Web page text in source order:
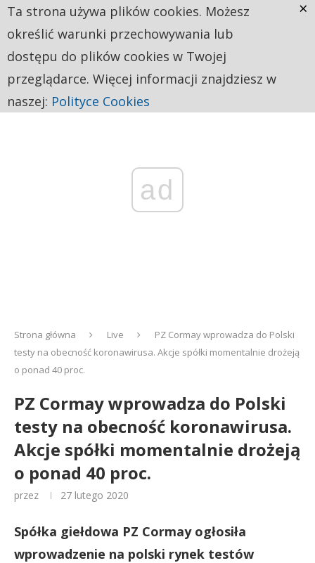
ad
Strona główna Live
PZ Cormay wprowadza do Polski
testy na obecność koronawirusa. Akcje spółki momentalnie drożeją
o ponad 40 proc.
PZ Cormay wprowadza do Polski
testy na obecność koronawirusa.
Akcje spółki momentalnie drożeją
o ponad 40 proc.
przez 27 lutego 2020
Spółka giełdowa PZ Cormay ogłosiła
wprowadzenie na polski rynek testów
Ta strona używa plików cookies. Możesz
określić warunki przechowywania lub
dostępu do plików cookies w Twojej
przeglądarce. Więcej informacji znajdziesz w
naszej: Polityce Cookies
×